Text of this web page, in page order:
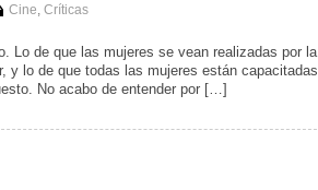
Cine Críticas
Lo de que las mujeres se vean realizadas por la
y lo de que todas las mujeres están capacitadas
No acabo de entender por […]